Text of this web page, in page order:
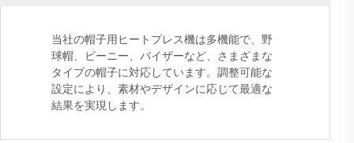
当社の帽子用ヒートプレス機は多機能で、野
球帽、ビーニー、バイザーなど、さまざまな
タイプの帽子に対応しています。調整可能な
設定により、素材やデザインに応じて最適な
結果を実現します。